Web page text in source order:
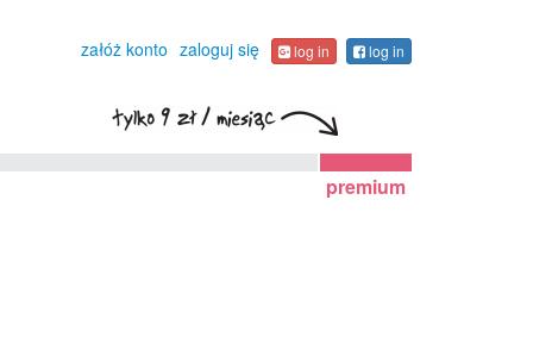
załóż konto zaloguj się log in log in
premium